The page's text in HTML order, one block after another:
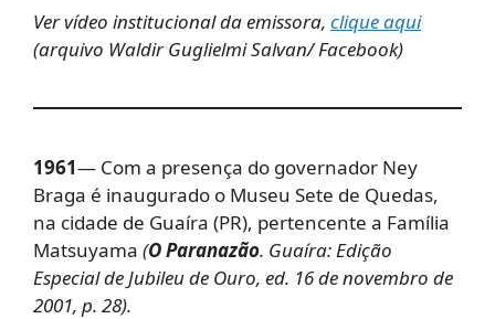
Ver vídeo institucional da emissora, clique aqui
(arquivo Waldir Guglielmi Salvan/ Facebook)
1961— Com a presença do governador Ney
Braga é inaugurado o Museu Sete de Quedas,
na cidade de Guaíra (PR), pertencente a Família
Matsuyama (O Paranazão. Guaíra: Edição
Especial de Jubileu de Ouro, ed. 16 de novembro de
2001, p. 28).